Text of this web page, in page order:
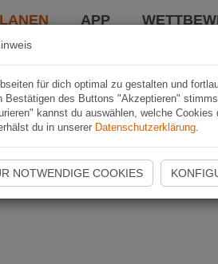
APP
für dich optimal zu gestalten und
Bestätigen des Buttons "Akzeptieren"
kannst du auswählen, welche
du in unserer Datenschutzerklärung.
NOTWENDIGE COOKIES